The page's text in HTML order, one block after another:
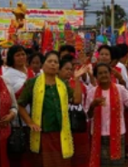
วัฒนา**
กมาก หวังจะได้เ